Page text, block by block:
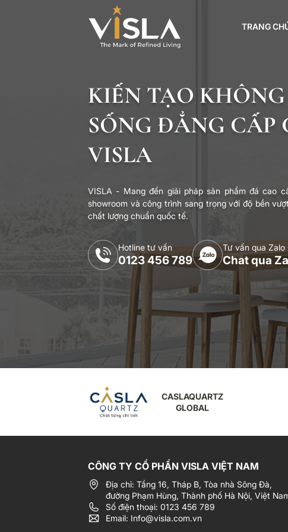
TRANG
KIẾN TẠO
SỐNG ĐẲNG CẤP
VISLA
VISLA - Mang đến giải pháp sản phẩm đá cao
showroom và công trình sang trọng với độ bền
chất lượng chuẩn quốc tế.
Hotline tư vấn
0123 456 789
Tư vấn qua Zalo
Chat qua
CASLAQUARTZ
GLOBAL
CÔNG TY CỔ PHẦN VISLA VIỆT NAM
Địa chỉ: Tầng 16, Tháp B, Tòa nhà Sông Đà,
đường Phạm Hùng, Thành phố Hà Nội, Việt
Số điện thoại: 0123 456 789
Email: Info@visla.com.vn